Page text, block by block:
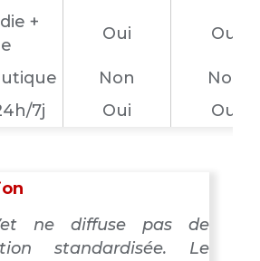
+
Oui Oui
Non
Non
7j
Oui Oui
ne diffuse pas de
standardisée. Le